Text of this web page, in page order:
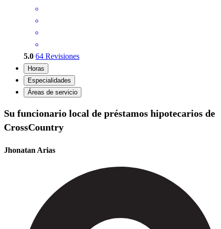
5.0 64 Revisiones
Horas
Especialidades
Áreas de servicio
Su funcionario local de préstamos hipotecarios de
CrossCountry
Jhonatan Arias